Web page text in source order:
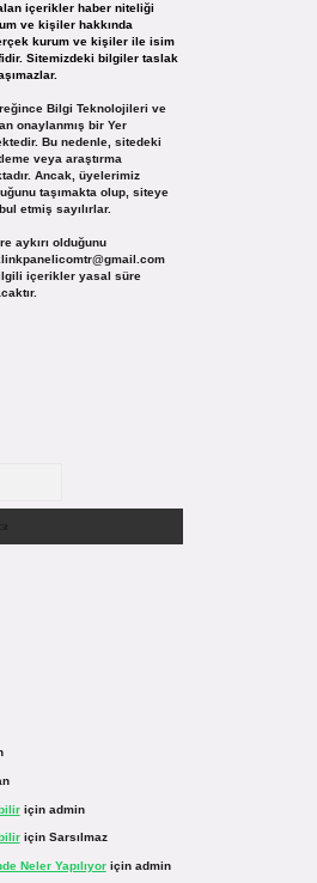
içerikler haber niteliği
ve kişiler hakkında
kurum ve kişiler ile isim
Sitemizdeki bilgiler taslak
Bilgi Teknolojileri ve
onaylanmış bir Yer
Bu nedenle, sitedeki
veya araştırma
Ancak, üyelerimiz
taşımakta olup, siteye
etmiş sayılırlar.
aykırı olduğunu
içerikler yasal süre
için admin
için Sarsılmaz
Neler Yapılıyoriçin admin